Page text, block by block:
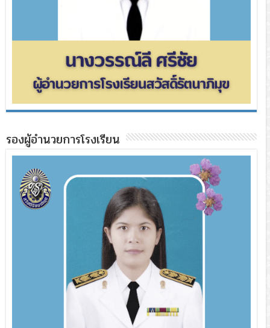
รองผู้อำนวยการโรงเรียน